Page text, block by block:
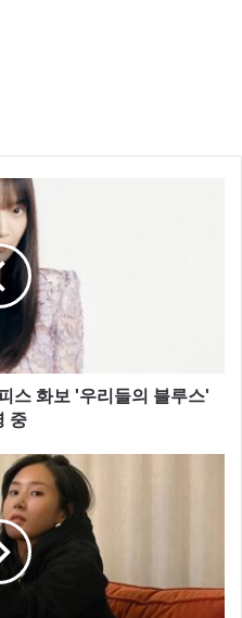
스 화보 '우리들의 블루스'
중